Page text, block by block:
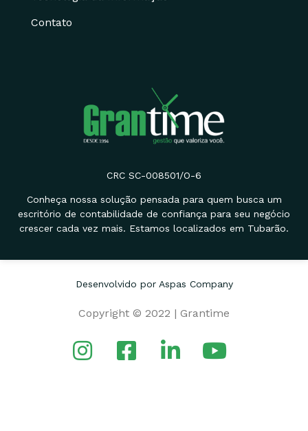
CRC SC-008501/O-6
Conheça nossa solução pensada para quem busca um
escritório de contabilidade de confiança para seu negócio
crescer cada vez mais. Estamos localizados em Tubarão.
Contato
Desenvolvido por Aspas Company
Copyright © 2022 | Grantime